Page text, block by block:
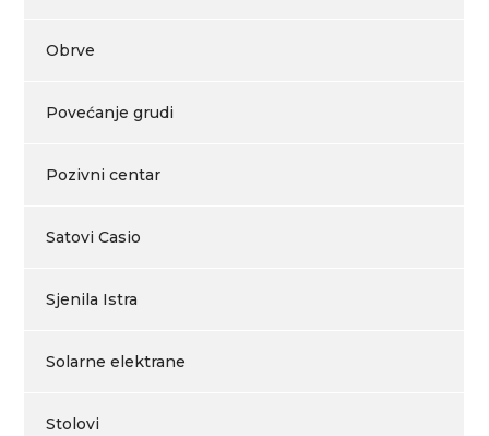
Obrve
Povećanje grudi
Pozivni centar
Satovi Casio
Sjenila Istra
Solarne elektrane
Stolovi